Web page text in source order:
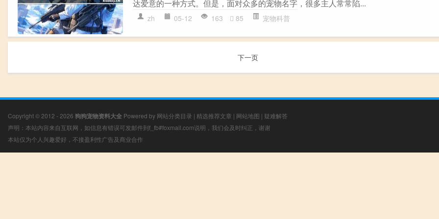
达爱意的一种方式。但是，面对众多的宠物名字，很多主人常常陷...
zh 05-12 163 85 宠物科普
下一页
Copyright © 2012 - 2026 狗狗宠物资料大全 Powered by 网站分类目录 | 精选推荐文章 | 网站地图 | 疑难解答
声明：本站内容来自互联网，如信息有错误可发邮件到f_fb#foxmail.com说明，我们会及时纠正，谢谢
本站仅为个人兴趣爱好，不接盈利性广告及商业合作